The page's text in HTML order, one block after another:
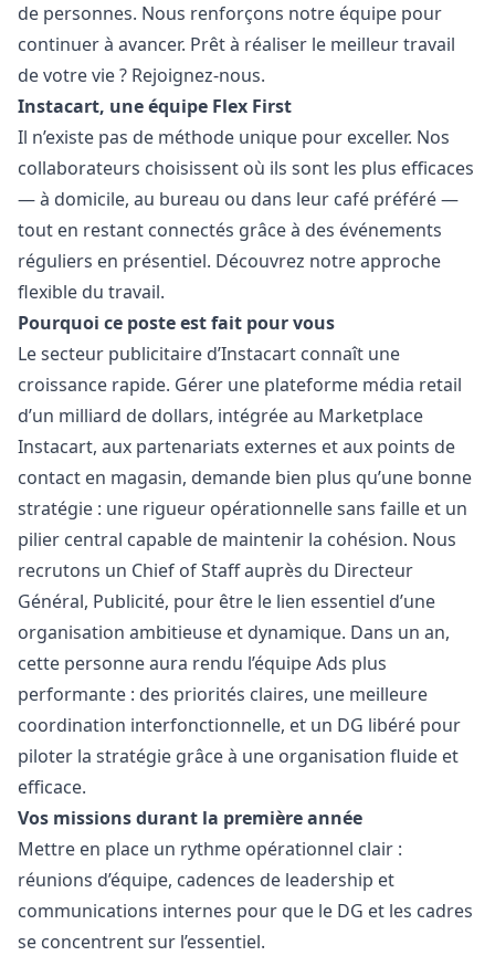
de personnes. Nous renforçons notre équipe pour
continuer à avancer. Prêt à réaliser le meilleur travail
de votre vie ? Rejoignez-nous.
Instacart, une équipe Flex First
Il n’existe pas de méthode unique pour exceller. Nos
collaborateurs choisissent où ils sont les plus efficaces
— à domicile, au bureau ou dans leur café préféré —
tout en restant connectés grâce à des événements
réguliers en présentiel. Découvrez notre approche
flexible du travail.
Pourquoi ce poste est fait pour vous
Le secteur publicitaire d’Instacart connaît une
croissance rapide. Gérer une plateforme média retail
d’un milliard de dollars, intégrée au Marketplace
Instacart, aux partenariats externes et aux points de
contact en magasin, demande bien plus qu’une bonne
stratégie : une rigueur opérationnelle sans faille et un
pilier central capable de maintenir la cohésion. Nous
recrutons un Chief of Staff auprès du Directeur
Général, Publicité, pour être le lien essentiel d’une
organisation ambitieuse et dynamique. Dans un an,
cette personne aura rendu l’équipe Ads plus
performante : des priorités claires, une meilleure
coordination interfonctionnelle, et un DG libéré pour
piloter la stratégie grâce à une organisation fluide et
efficace.
Vos missions durant la première année
Mettre en place un rythme opérationnel clair :
réunions d’équipe, cadences de leadership et
communications internes pour que le DG et les cadres
se concentrent sur l’essentiel.